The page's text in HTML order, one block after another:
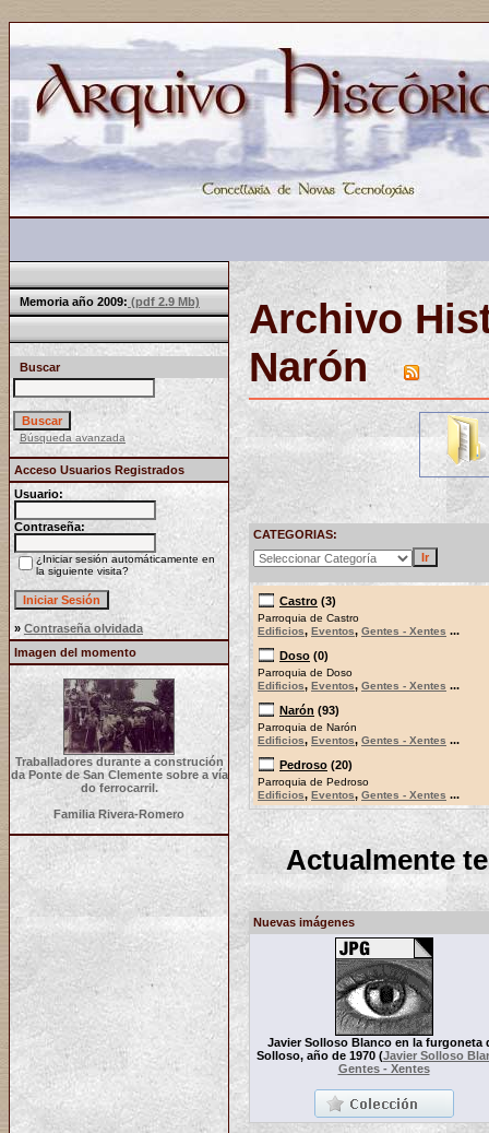
Memoria año 2009: (pdf 2.9 Mb)
Buscar
Búsqueda avanzada
Acceso Usuarios Registrados
Usuario:
Contraseña:
¿Iniciar sesión automáticamente en
la siguiente visita?
» Contraseña olvidada
Imagen del momento
Traballadores durante a construción
da Ponte de San Clemente sobre a vía
do ferrocarril.
Familia Rivera-Romero
Archivo
Narón
CATEGORIAS:
Castro (3)
Parroquia de Castro
Edificios, Eventos, Gentes - Xentes ...
Doso (0)
Parroquia de Doso
Edificios, Eventos, Gentes - Xentes ...
Narón (93)
Parroquia de Narón
Edificios, Eventos, Gentes - Xentes ...
Pedroso (20)
Parroquia de Pedroso
Edificios, Eventos, Gentes - Xentes ...
Actualmente
Nuevas imágenes
Javier Solloso Blanco en la furgoneta
Solloso, año de 1970(Javier Solloso
Gentes - Xentes